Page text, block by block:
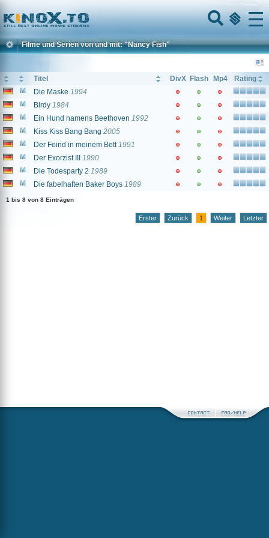
Home
Menu
Filme und Serien von und mit: "Nancy Fish"
Titel DivX Flash Mp4
Rating
Die Maske 1994
Birdy 1984
Ein Hund namens Beethoven 1992
Kiss Kiss Bang Bang 2005
Der Feind in meinem Bett 1991
Der Exorzist III
1990
Die Todesparty 2 1989
Die fabelhaften Baker Boys 1989
1 bis 8 von 8 Einträgen
Erster Zurück 1 Weiter Letzter